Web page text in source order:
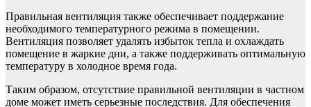
Правильная вентиляция также обеспечивает поддержание
необходимого температурного режима в помещении.
Вентиляция позволяет удалять избыток тепла и охлаждать
помещение в жаркие дни, а также поддерживать оптимальную
температуру в холодное время года.
Таким образом, отсутствие правильной вентиляции в частном
доме может иметь серьезные последствия. Для обеспечения